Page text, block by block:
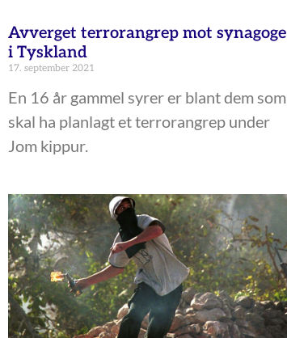
Avverget terrorangrep mot synagoge
i Tyskland
17. september 2021
En 16 år gammel syrer er blant dem som
skal ha planlagt et terrorangrep under
Jom kippur.